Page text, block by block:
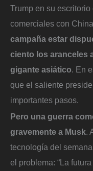
Trump en su
comerciales con
campaña estar
ciento los aranceles
gigante asiático. En
que el saliente
importantes pasos.
Pero una guerra
gravemente a Musk.
tecnología del
el problema: “La